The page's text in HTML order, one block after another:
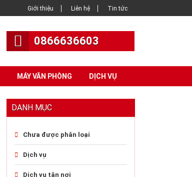
Giới thiệu Liên hệ Tin tức
0866636603
MÁY VĂN PHÒNG DỊCH VỤ
DANH MỤC
Chưa được phân loại
Dịch vụ
Dịch vụ tân nơi